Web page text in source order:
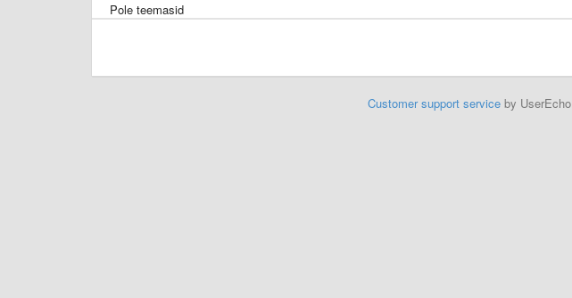
Pole teemasid
Customer support serviceby UserEcho